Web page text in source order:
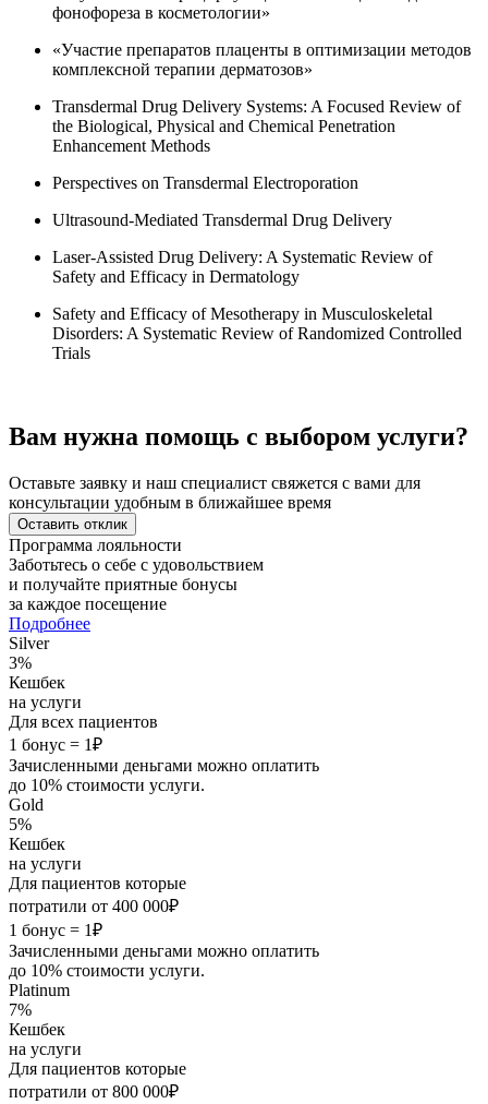
фонофореза в косметологии»
«Участие препаратов плаценты в оптимизации методов
комплексной терапии дерматозов»
Transdermal Drug Delivery Systems: A Focused Review of
the Biological, Physical and Chemical Penetration
Enhancement Methods
Perspectives on Transdermal Electroporation
Ultrasound-Mediated Transdermal Drug Delivery
Laser-Assisted Drug Delivery: A Systematic Review of
Safety and Efficacy in Dermatology
Safety and Efficacy of Mesotherapy in Musculoskeletal
Disorders: A Systematic Review of Randomized Controlled
Trials
Вам нужна помощь с выбором услуги?
Оставьте заявку и наш специалист свяжется с вами для
консультации удобным в ближайшее время
Оставить отклик
Программа лояльности
Заботьтесь о себе с удовольствием
и получайте приятные бонусы
за каждое посещение
Подробнее
Silver
3%
Кешбек
на услуги
Для всех пациентов
1 бонус = 1₽
Зачисленными деньгами можно оплатить
до 10% стоимости услуги.
Gold
5%
Кешбек
на услуги
Для пациентов которые
потратили от 400 000₽
1 бонус = 1₽
Зачисленными деньгами можно оплатить
до 10% стоимости услуги.
Platinum
7%
Кешбек
на услуги
Для пациентов которые
потратили от 800 000₽